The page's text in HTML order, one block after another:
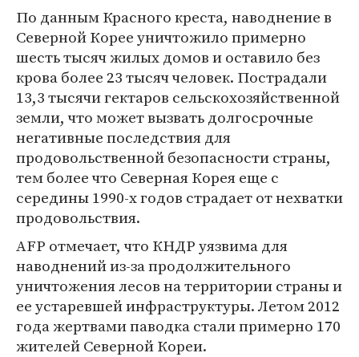
По данным Красного креста, наводнение в
Северной Корее уничтожило примерно
шесть тысяч жилых домов и оставило без
крова более 23 тысяч человек. Пострадали
13,3 тысячи гектаров сельскохозяйственной
земли, что может вызвать долгосрочные
негативные последствия для
продовольственной безопасности страны,
тем более что Северная Корея еще с
середины 1990-х годов страдает от нехватки
продовольствия.
AFP отмечает, что КНДР уязвима для
наводнений из-за продолжительного
уничтожения лесов на территории страны и
ее устаревшей инфраструктуры. Летом 2012
года жертвами паводка стали примерно 170
жителей Северной Кореи.